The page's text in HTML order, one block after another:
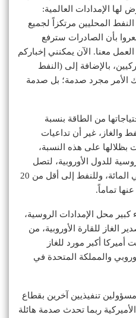
لها الإمدادات العالمية:
المحليين مرتكزاً لجميع
بأن الصادرات سترفع
معنا. الآن يمكنني إخباركم
بالإضافة إلى (النفط
الأمر مجرد صدمة؛ بل صدمة
من الطاقة بنسبة
النفط والغاز، غير أن تداعيات
بظلالها على هذه النسبة،
للدول الأوروبية، لتصل
بالنسبة للغاز إلى أقل من 40 في المائة، وللنفط إلى أقل من 20
تماماً.
محل الإمدادات الروسية،
الغاز للقارة الأوروبية، من
أميركا أكبر مورد للغاز
والمملكة المتحدة في
تنفيذيين آخرين بقطاع
الأميركية ربما تحدث صدمة هائلة